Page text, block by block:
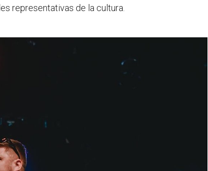
representativas de la cultura.